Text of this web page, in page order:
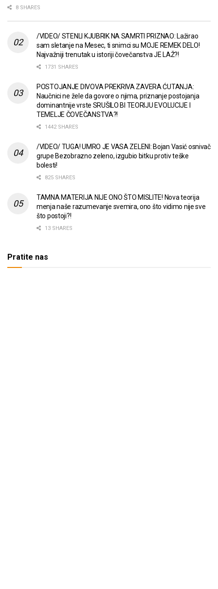
8 SHARES
/VIDEO/ STENLI KJUBRIK NA SAMRTI PRIZNAO: Lažirao
sam sletanje na Mesec, ti snimci su MOJE REMEK DELO!
Najvažniji trenutak u istoriji čovečanstva JE LAŽ?!
1731 SHARES
POSTOJANJE DIVOVA PREKRIVA ZAVERA ĆUTANJA:
Naučnici ne žele da govore o njima, priznanje postojanja
dominantnije vrste SRUŠILO BI TEORIJU EVOLUCIJE I
TEMELJE ČOVEČANSTVA?!
1442 SHARES
/VIDEO/ TUGA! UMRO JE VASA ZELENI: Bojan Vasić osnivač
grupe Bezobrazno zeleno, izgubio bitku protiv teške
bolesti!
825 SHARES
TAMNA MATERIJA NIJE ONO ŠTO MISLITE! Nova teorija
menja naše razumevanje svemira, ono što vidimo nije sve
što postoji?!
13 SHARES
Pratite nas